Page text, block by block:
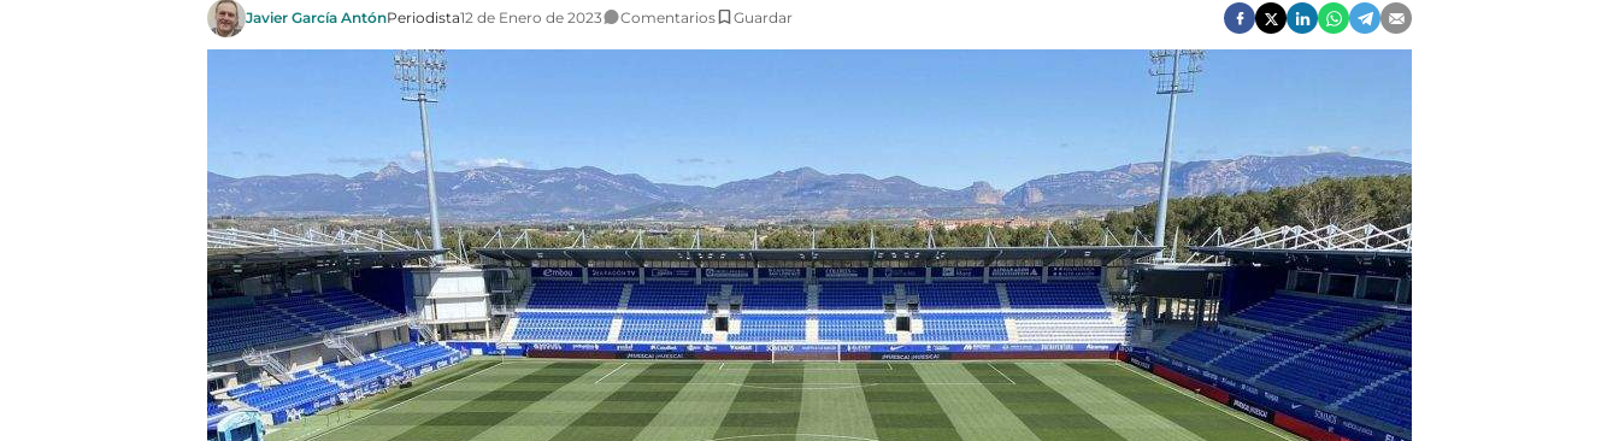
Javier García AntónPeriodista12 de Enero de 2023 Comentarios Guardar